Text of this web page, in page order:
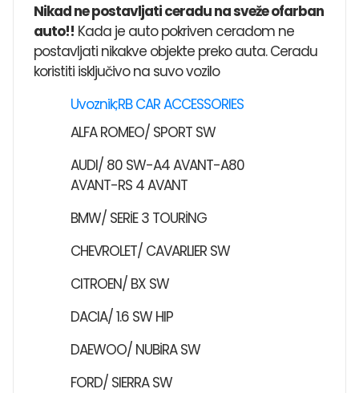
Nikad ne postavljati ceradu na sveže ofarban
auto!! Kada je auto pokriven ceradom ne
postavljati nikakve objekte preko auta. Ceradu
koristiti isključivo na suvo vozilo
Uvoznik;RB CAR ACCESSORIES
ALFA ROMEO/ SPORT SW
AUDI/ 80 SW-A4 AVANT-A80
AVANT-RS 4 AVANT
BMW/ SERİE 3 TOURİNG
CHEVROLET/ CAVARLIER SW
CITROEN/ BX SW
DACIA/ 1.6 SW HIP
DAEWOO/ NUBİRA SW
FORD/ SIERRA SW